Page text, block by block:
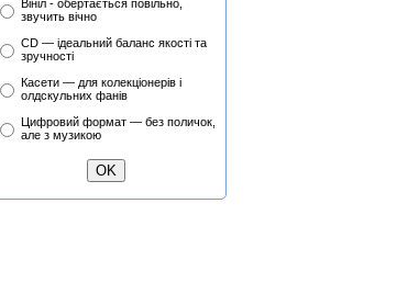
Вініл - обертається повільно,
звучить вічно
CD — ідеальний баланс якості та
зручності
Касети — для колекціонерів і
олдскульних фанів
Цифровий формат — без поличок,
але з музикою